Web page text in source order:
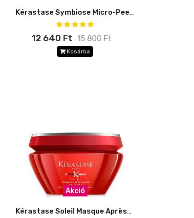
Kérastase Symbiose Micro-Peeling Cellulaire
12 640 Ft 15 800 Ft
Kosárba
Akció
Kérastase Soleil Masque Après-Soleil